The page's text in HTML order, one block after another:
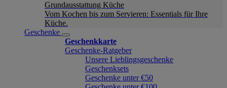
Grundausstattung Küche
Vom Kochen bis zum Servieren: Essentials für Ihre
Küche.
Geschenke
Geschenkkarte
Geschenke-Ratgeber
Unsere Lieblingsgeschenke
Geschenksets
Geschenke unter €50